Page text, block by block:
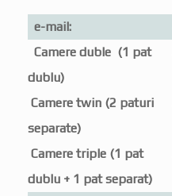
e-mail:
Camere duble (1 pat
dublu)
Camere twin (2 paturi
separate)
Camere triple (1 pat
dublu + 1 pat separat)